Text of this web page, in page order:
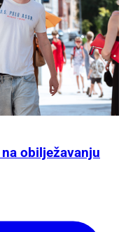
obilježavanju